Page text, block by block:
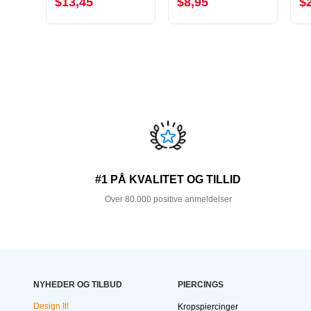
#1 PÅ KVALITET OG TILLID
Over 80.000 positive anmeldelser
NYHEDER OG TILBUD
Design It!
PIERCINGS
Kropspiercinger